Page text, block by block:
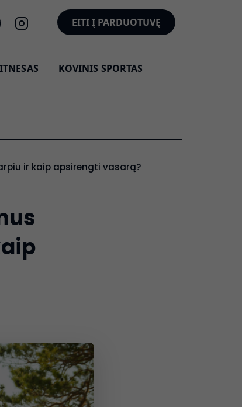
EITI Į PARDUOTUVĘ
KOVINIS SPORTAS
ir kaip apsirengti vasarą?